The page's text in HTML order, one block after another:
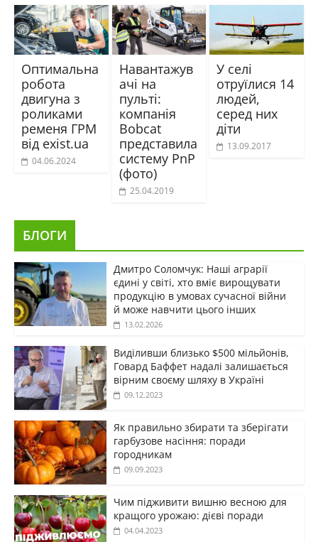
Оптимальна
робота
двигуна з
роликами
ременя ГРМ
від exist.ua
04.06.2024
Навантажув
ачі на
пульті:
компанія
Bobcat
представила
систему PnP
(фото)
25.04.2019
У селі
отруїлися 14
людей,
серед них
діти
13.09.2017
БЛОГИ
Дмитро Соломчук: Наші аграрії
єдині у світі, хто вміє вирощувати
продукцію в умовах сучасної війни
й може навчити цього інших
13.02.2026
Виділивши близько $500 мільйонів,
Говард Баффет надалі залишається
вірним своєму шляху в Україні
09.12.2023
Як правильно збирати та зберігати
гарбузове насіння: поради
городникам
09.09.2023
Чим підживити вишню весною для
кращого урожаю: дієві поради
04.04.2023